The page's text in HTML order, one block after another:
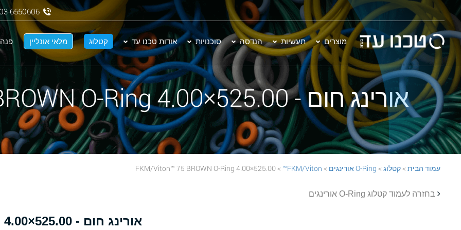
מוצרים תעשיות הנדסה סוכנויות אודות טכנו עד קטלוג מלאי אונליין פנה
03-6550606
אורינג חום - 525.00×4.00 FKM/Viton™ 75 BROWN O-Ring
עמוד הבית >קטלוג > O-Ring אורינגים >
FKM/Viton™
> 525.00×4.00 FKM/Viton™ 75 BROWN O-Ring
בחזרה לעמוד קטלוג O-Ring אורינגים